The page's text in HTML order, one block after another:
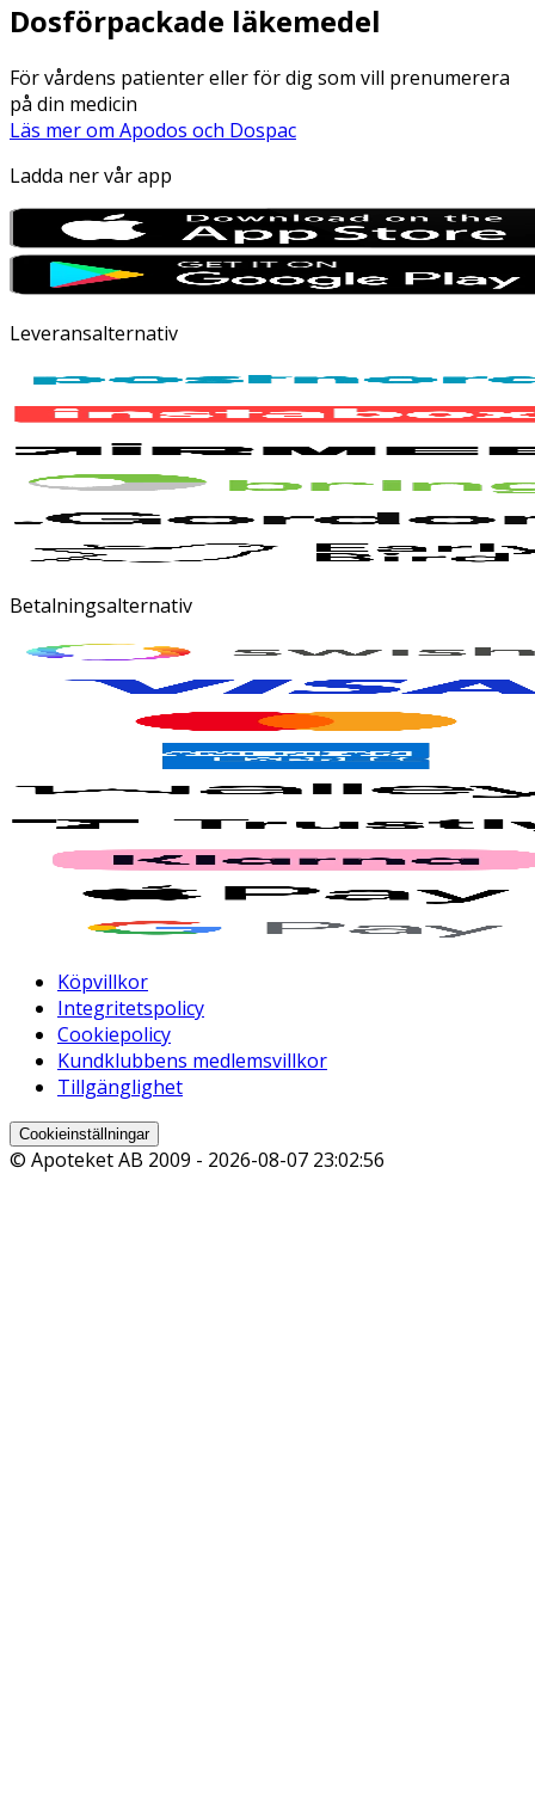
Dosförpackade läkemedel
För vårdens patienter eller för dig som vill prenumerera
på din medicin
Läs mer om Apodos och Dospac
Ladda ner vår app
Leveransalternativ
Betalningsalternativ
Köpvillkor
Integritetspolicy
Cookiepolicy
Kundklubbens medlemsvillkor
Tillgänglighet
Cookieinställningar
© Apoteket AB 2009 - 2026-08-07 23:02:56